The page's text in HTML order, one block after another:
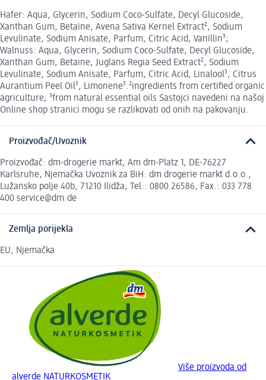
Hafer: Aqua, Glycerin, Sodium Coco-Sulfate, Decyl Glucoside,
Xanthan Gum, Betaine, Avena Sativa Kernel Extract², Sodium
Levulinate, Sodium Anisate, Parfum, Citric Acid, Vanillin³;
Walnuss: Aqua, Glycerin, Sodium Coco-Sulfate, Decyl Glucoside,
Xanthan Gum, Betaine, Juglans Regia Seed Extract², Sodium
Levulinate, Sodium Anisate, Parfum, Citric Acid, Linalool³, Citrus
Aurantium Peel Oil³, Limonene³.²ingredients from certified organic
agriculture; ³from natural essential oils Sastojci navedeni na našoj
Online shop stranici mogu se razlikovati od onih na pakovanju.
Proizvođač/Uvoznik
Proizvođač: dm-drogerie markt, Am dm-Platz 1, DE-76227
Karlsruhe, Njemačka Uvoznik za BiH: dm drogerie markt d.o.o.,
Lužansko polje 40b, 71210 Ilidža; Tel.: 0800 26586, Fax.: 033 778
400 service@dm.de
Zemlja porijekla
EU, Njemačka
Više proizvoda od
alverde NATURKOSMETIK